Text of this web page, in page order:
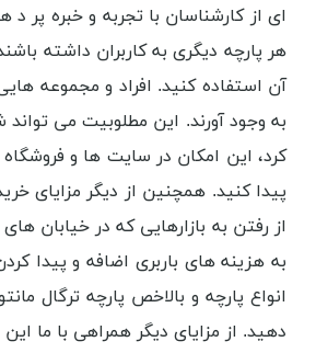
ای از کارشناسان با تجربه و خبره پر
هر پارچه دیگری به کاربران داشته
آن استفاده کنید. افراد و مجموعه
به وجود آورند. این مطلوبیت می
کرد، این امکان در سایت ها و
پیدا کنید. همچنین از دیگر مزایای
از رفتن به بازارهایی که در خیابان
به هزینه های باربری اضافه و پیدا
انواع پارچه و بالاخص پارچه ترگال
دهید. از مزایای دیگر همراهی با ما